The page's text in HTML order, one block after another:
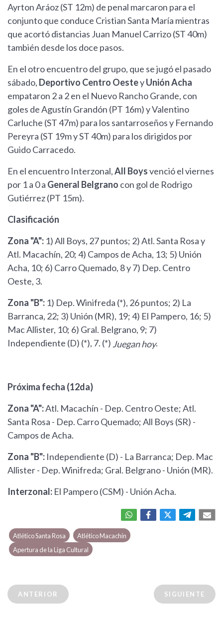
Ayrton Aráoz (ST 12m) de penal marcaron para el
conjunto que conduce Cristian Santa María mientras
que acortó distancias Juan Manuel Carrizo (ST 40m)
también desde los doce pasos.
En el otro encuentro del grupo, que se jugó el pasado
sábado, Deportivo Centro OesteyUnión Acha
empataron 2 a 2 en el Nuevo Rancho Grande, con
goles de Agustín Grandón (PT 16m) y Valentino
Carluche (ST 47m) para los santarroseños y Fernando
Pereyra (ST 19m y ST 40m) para los dirigidos por
Guido Carracedo.
En el encuentro Interzonal,All Boysvenció el viernes
por 1 a 0 a General Belgrano con gol de Rodrigo
Gutiérrez (PT 15m).
Clasificación
Zona "A": 1) All Boys, 27 puntos; 2) Atl. Santa Rosa y
Atl. Macachín, 20; 4) Campos de Acha, 13; 5) Unión
Acha, 10; 6) Carro Quemado, 8 y 7) Dep. Centro
Oeste, 3.
Zona "B": 1) Dep. Winifreda (*), 26 puntos; 2) La
Barranca, 22; 3) Unión (MR), 19; 4) El Pampero, 16; 5)
Mac Allister, 10; 6) Gral. Belgrano, 9; 7)
Independiente (D) (*), 7. (*)Juegan hoy.
Próxima fecha (12da)
Zona "A":Atl. Macachín - Dep. Centro Oeste; Atl.
Santa Rosa - Dep. Carro Quemado; All Boys (SR) -
Campos de Acha.
Zona "B": Independiente (D) - La Barranca; Dep. Mac
Allister - Dep. Winifreda; Gral. Belgrano - Unión (MR).
Interzonal: El Pampero (CSM) - Unión Acha.
Atlético Santa Rosa
Atlético Macachín
Apertura de la Liga Cultural
ANTERIOR SIGUIENTE